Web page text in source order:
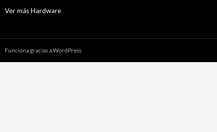
Ver más Hardware
Funciona gracias a WordPress